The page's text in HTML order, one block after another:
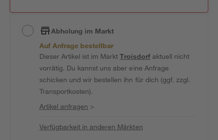
Abholung im Markt
Auf Anfrage bestellbar
Dieser Artikel ist im MarktTroisdorfaktuell nicht
vorrätig. Du kannst uns aber eine Anfrage
schicken und wir bestellen ihn für dich (ggf. zzgl.
Transportkosten).
Artikel anfragen >
Verfügbarkeit in anderen Märkten